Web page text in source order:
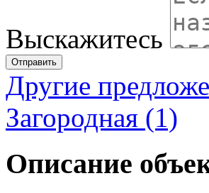
Выскажитесь
Отправить
Другие
Загородная (1)
Описание